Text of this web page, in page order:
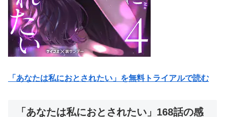
「あなたは私におとされたい」を無料トライアルで読む
「あなたは私におとされたい」168話の感